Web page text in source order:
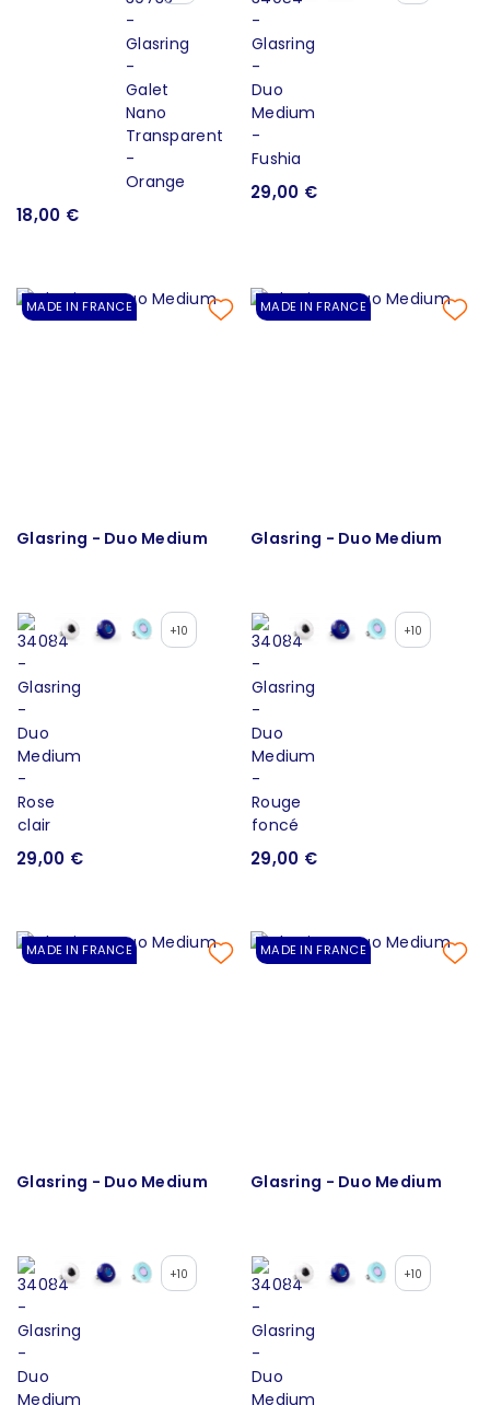
18,00 €
29,00 €
MADE IN FRANCE
Glasring - Duo Medium
+10
29,00 €
MADE IN FRANCE
Glasring - Duo Medium
+10
29,00 €
MADE IN FRANCE
Glasring - Duo Medium
+10
MADE IN FRANCE
Glasring - Duo Medium
+10